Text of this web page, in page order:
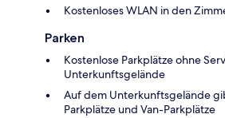
Kostenloses WLAN in den
Parken
Kostenlose Parkplätze ohne
Unterkunftsgelände
Auf dem Unterkunftsgelände
Parkplätze und Van-Parkplätze